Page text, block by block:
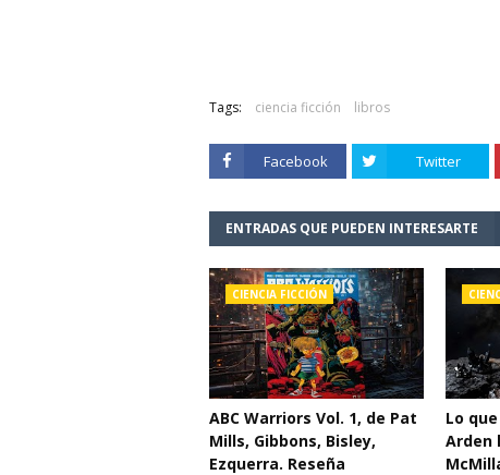
Tags: ciencia ficción libros
Facebook Twitter
ENTRADAS QUE PUEDEN INTERESARTE
CIENCIA FICCIÓN
ABC Warriors Vol. 1, de Pat
Mills, Gibbons, Bisley,
Ezquerra. Reseña
Lo
Arden